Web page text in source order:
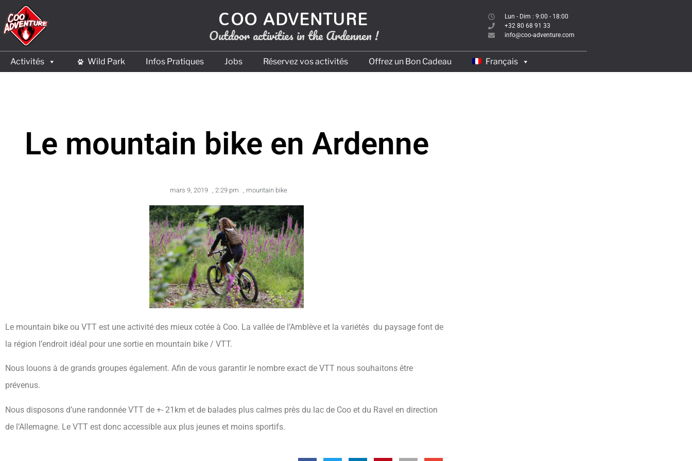
COO ADVENTURE
Outdoor activities in the Ardennen !
Lun - Dim : 9:00 - 18:00
+32 80 68 91 33
info@coo-adventure.com
Activités Wild Park Infos Pratiques Jobs Réservez vos activités Offrez un Bon Cadeau Français
Le mountain bike en Ardenne
mars 9, 2019 , 2:29 pm , mountain bike
Le mountain bike ou VTT est une activité des mieux cotée à Coo. La vallée de l’Amblève et la variétés du paysage font de
la région l’endroit idéal pour une sortie en mountain bike / VTT.
Nous louons à de grands groupes également. Afin de vous garantir le nombre exact de VTT nous souhaitons être
prévenus.
Nous disposons d’une randonnée VTT de +- 21km et de balades plus calmes près du lac de Coo et du Ravel en direction
de l’Allemagne. Le VTT est donc accessible aux plus jeunes et moins sportifs.